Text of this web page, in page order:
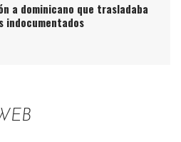
a dominicano que trasladaba
indocumentados